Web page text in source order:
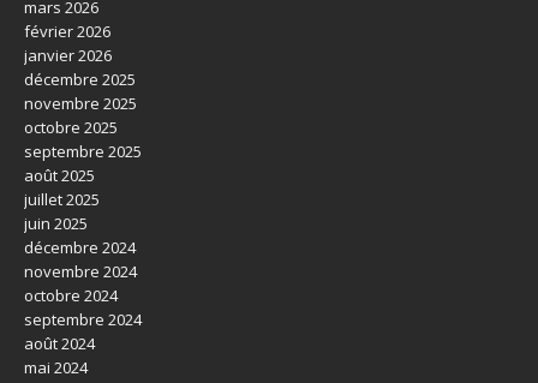
mars 2026
février 2026
janvier 2026
décembre 2025
novembre 2025
octobre 2025
septembre 2025
août 2025
juillet 2025
juin 2025
décembre 2024
novembre 2024
octobre 2024
septembre 2024
août 2024
mai 2024